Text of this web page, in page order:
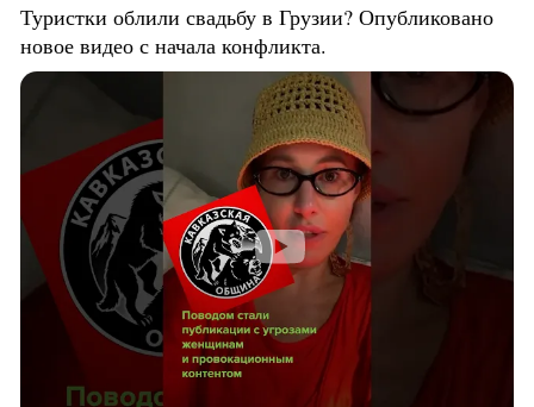
Туристки облили свадьбу в Грузии? Опубликовано
новое видео с начала конфликта.